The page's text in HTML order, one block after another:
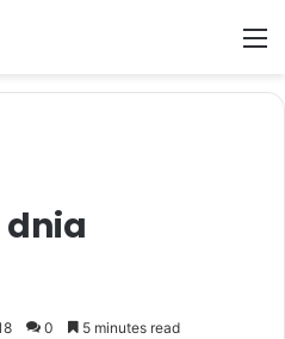
dnia
0 5 minutes read